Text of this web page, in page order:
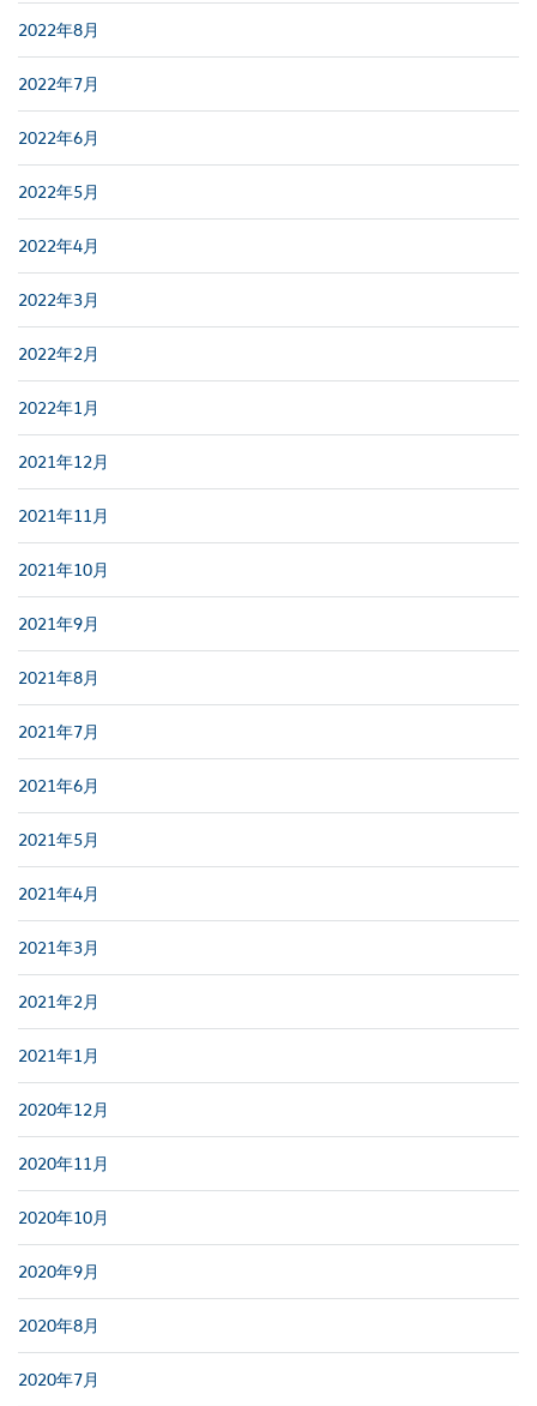
2022年8月
2022年7月
2022年6月
2022年5月
2022年4月
2022年3月
2022年2月
2022年1月
2021年12月
2021年11月
2021年10月
2021年9月
2021年8月
2021年7月
2021年6月
2021年5月
2021年4月
2021年3月
2021年2月
2021年1月
2020年12月
2020年11月
2020年10月
2020年9月
2020年8月
2020年7月